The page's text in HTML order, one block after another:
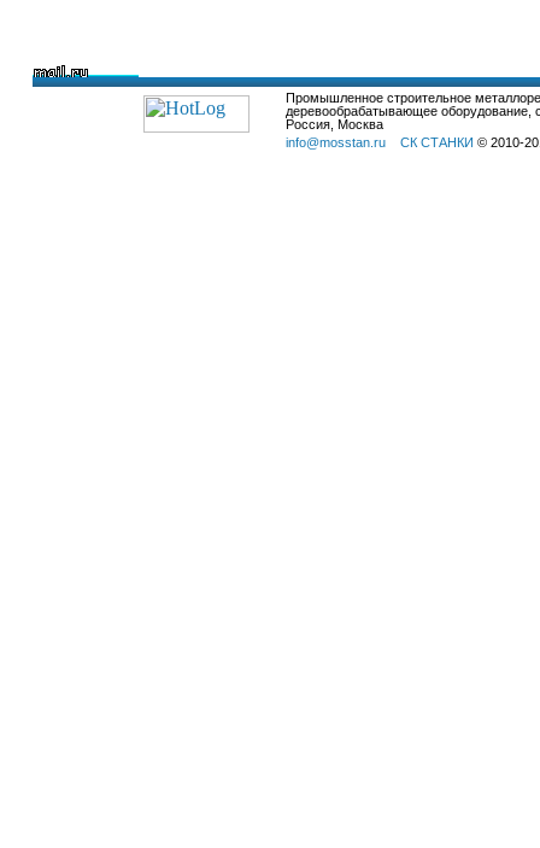
Промышленное строительное
деревообрабатывающее оборудование,
Россия, Москва
info@mosstan.ru
СК СТАНКИ © 2010-